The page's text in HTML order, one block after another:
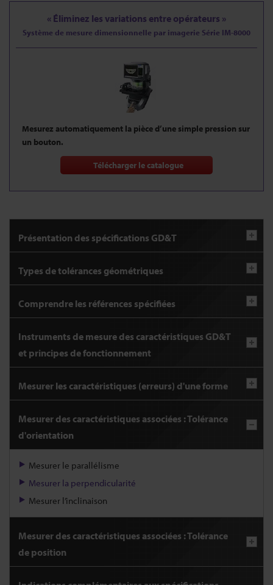
« Éliminez les variations entre opérateurs »
Système de mesure dimensionnelle par imagerie Série IM-8000
Mesurez automatiquement la pièce d’une simple pression sur
un bouton.
Télécharger le catalogue
Présentation des spécifications GD&T
Types de tolérances géométriques
Comprendre les références spécifiées
Instruments de mesure des caractéristiques GD&T
et principes de fonctionnement
Mesurer les caractéristiques (erreurs) d'une forme
Mesurer des caractéristiques associées : Tolérance
d'orientation
Mesurer le parallélisme
Mesurer la perpendicularité
Mesurer l’inclinaison
Mesurer des caractéristiques associées : Tolérance
de position